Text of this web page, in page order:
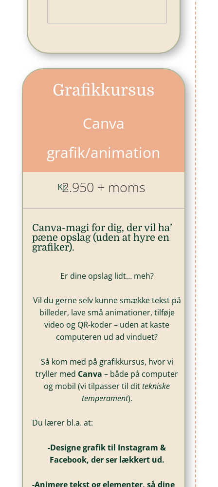
Grafikkursus
Canva
grafik/animation
Kr.
2.950 + moms
Canva-magi for dig, der vil ha’
pæne opslag (uden at hyre en
grafiker).
Er dine opslag lidt… meh?
Vil du gerne selv kunne smække tekst på
billeder, lave små animationer, tilføje
video og QR-koder – uden at kaste
computeren ud ad vinduet?
Så kom med på grafikkursus, hvor vi
tryller med Canva – både på computer
og mobil (vi tilpasser til dittekniske
temperament).
Du lærer bl.a. at:
-Designe grafik til Instagram &
Facebook, der ser lækkert ud.
-Animere tekst og elementer, så dine